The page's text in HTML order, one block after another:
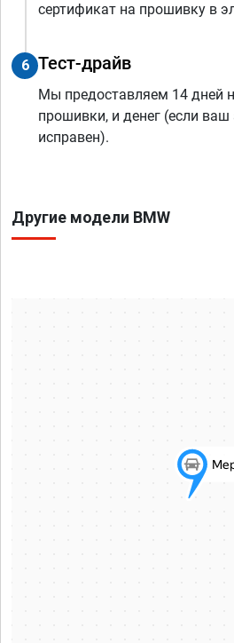
сертификат на прошивку в
6 Тест-драйв
Мы предоставляем 14 дней
прошивки, и денег (если
исправен).
Другие модели BMW